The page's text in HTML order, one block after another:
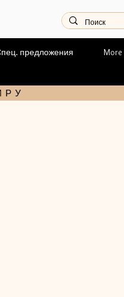
предложения More